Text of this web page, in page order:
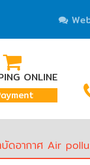
ONLINE
บัดอากาศ Air